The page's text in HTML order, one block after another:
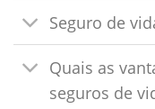
Seguro de
Quais as
seguros de